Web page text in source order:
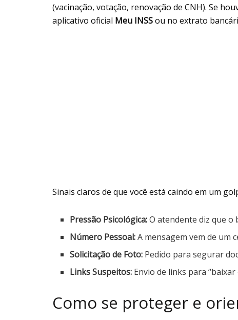
(vacinação, votação, renovação de CNH). Se
aplicativo oficial Meu INSSou no extrato
Sinais claros de que você está caindo em um
Pressão Psicológica:O atendente diz que o
Número Pessoal:A mensagem vem de um
Solicitação de Foto: Pedido para segurar
Links Suspeitos: Envio de links para
Como se proteger e